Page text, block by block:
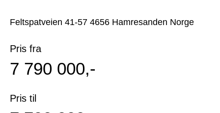
Feltspatveien 41-57 4656 Hamresanden Norge
Pris fra
7 790 000,-
Pris til